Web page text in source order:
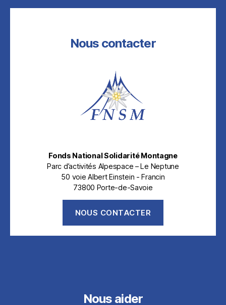
Nous contacter
Fonds National Solidarité Montagne
Parc d’activités Alpespace – Le Neptune
50 voie Albert Einstein - Francin
73800 Porte-de-Savoie
NOUS CONTACTER
Nous aider